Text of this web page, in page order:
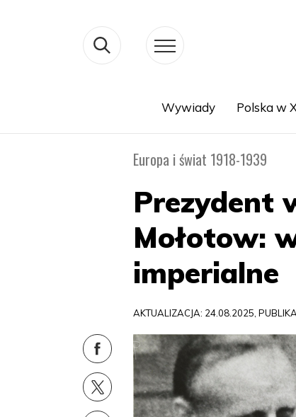
Wywiady Polska w
Europa i świat 1918-1939
Prezydent
Mołotow:
imperialne
AKTUALIZACJA: 24.08.2025,